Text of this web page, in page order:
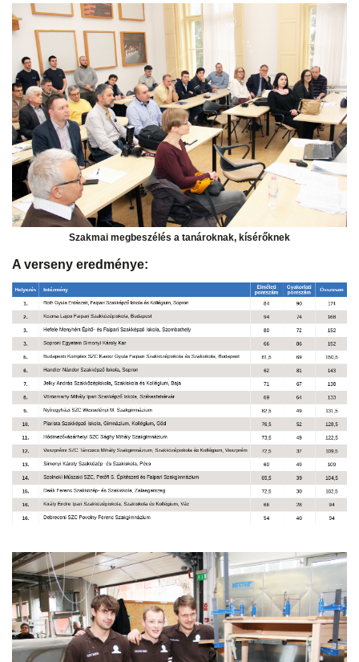
Szakmai megbeszélés a tanároknak, kísérőknek
A verseny eredménye: